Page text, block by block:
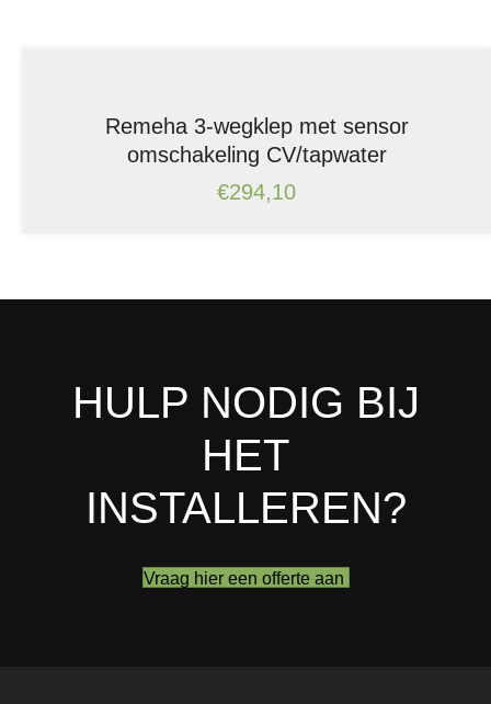
Remeha 3-wegklep met sensor
omschakeling CV/tapwater
€294,10
HULP NODIG BIJ
HET
INSTALLEREN?
Vraag hier een offerte aan